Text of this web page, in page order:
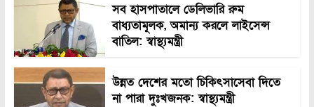
সব হাসপাতালে ডেলিভারি রুম
বাধ্যতামূলক, অমান্য করলে লাইসেন্স
বাতিল: স্বাস্থ্যমন্ত্রী
উন্নত দেশের মতো চিকিৎসাসেবা দিতে
না পারা দুঃখজনক: স্বাস্থ্যমন্ত্রী